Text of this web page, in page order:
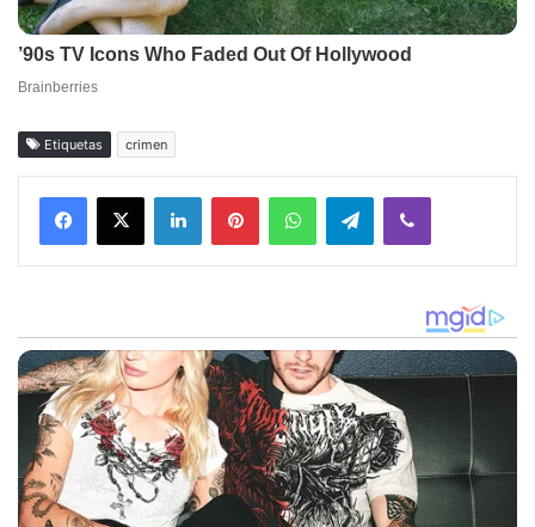
Etiquetas crimen
Facebook
X LinkedInPinterestWhatsAppTelegramViber